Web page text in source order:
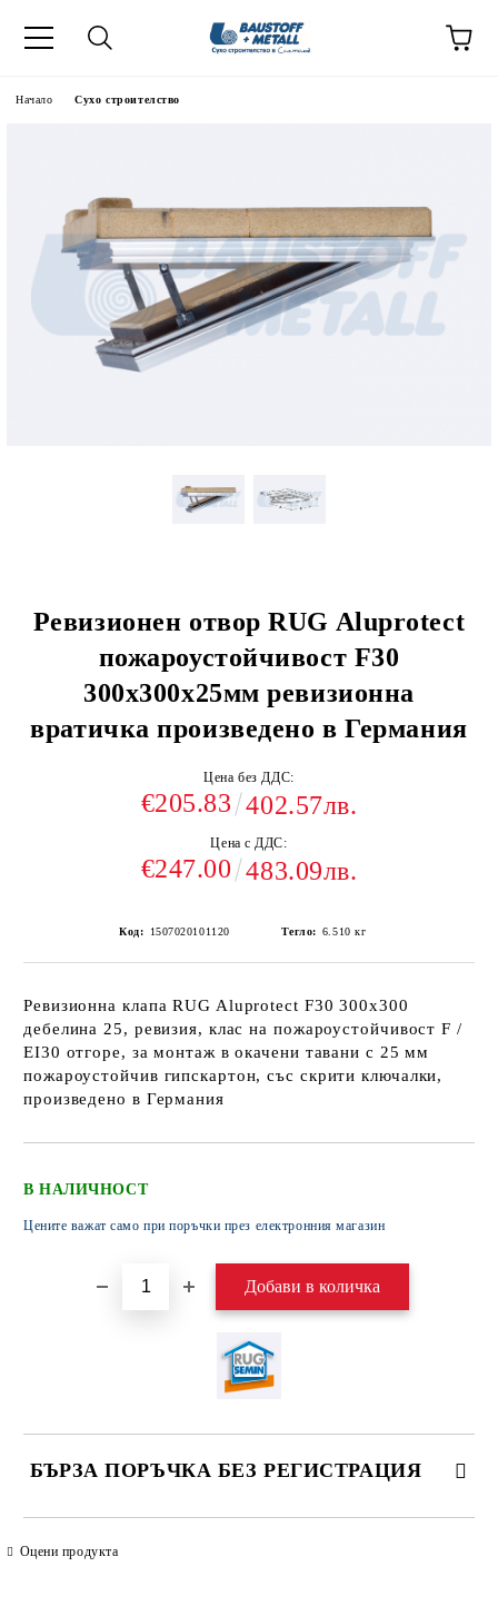
Начало Сухо строителство
Ревизионен отвор RUG Aluprotect
пожароустойчивост F30
300x300x25мм ревизионна
вратичка произведено в Германия
Цена без ДДС:
€205.83 402.57лв.
Цена с ДДС:
€247.00 483.09лв.
Код: 1507020101120 Тегло: 6.510 кг
Ревизионна клапа RUG Aluprotect F30 300x300
дебелина 25, ревизия, клас на пожароустойчивост F /
EI30 отгоре, за монтаж в окачени тавани с 25 мм
пожароустойчив гипскартон, със скрити ключалки,
произведено в Германия
В НАЛИЧНОСТ
Цените важат само при поръчки през електронния магазин
БЪРЗА ПОРЪЧКА БЕЗ РЕГИСТРАЦИЯ
Оцени продукта